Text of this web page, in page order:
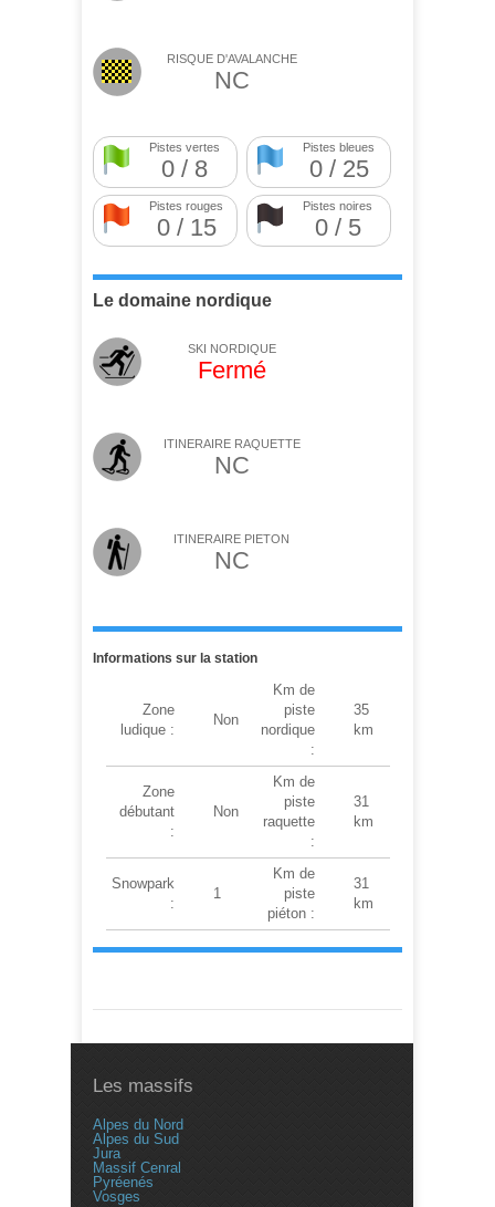
RISQUE D'AVALANCHE
NC
Pistes vertes
0 / 8
Pistes bleues
0 / 25
Pistes rouges
0 / 15
Pistes noires
0 / 5
Le domaine nordique
SKI NORDIQUE
Fermé
ITINERAIRE RAQUETTE
NC
ITINERAIRE PIETON
NC
Informations sur la station
Zone
ludique :
Non
Km de
piste
nordique
:
35
km
Zone
débutant
:
Non
Km de
piste
raquette
:
31
km
Snowpark
:
1
Km de
piste
piéton :
31
km
Les massifs
Alpes du Nord
Alpes du Sud
Jura
Massif Cenral
Pyréenés
Vosges